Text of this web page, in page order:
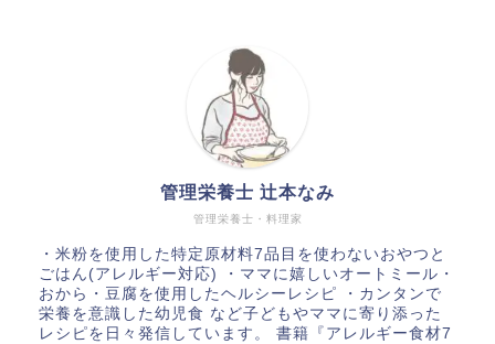
管理栄養士・料理家
管理栄養士 辻本なみ
・米粉を使用した特定原材料7品目を使わないおやつと
ごはん(アレルギー対応) ・ママに嬉しいオートミール・
おから・豆腐を使用したヘルシーレシピ ・カンタンで
栄養を意識した幼児食 など子どもやママに寄り添った
レシピを日々発信しています。 書籍『アレルギー食材7